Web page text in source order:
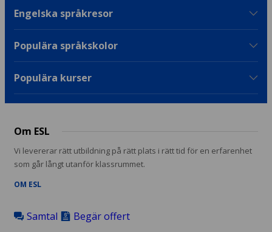
Engelska språkresor
Populära språkskolor
Populära kurser
Om ESL
Vi levererar rätt utbildning på rätt plats i rätt tid för en erfarenhet
som går långt utanför klassrummet.
OM ESL
Samtal Begär offert